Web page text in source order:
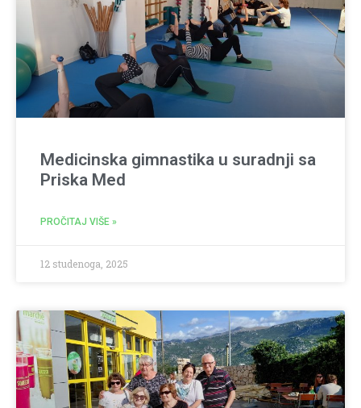
Medicinska gimnastika u suradnji sa
Priska Med
PROČITAJ VIŠE »
12 studenoga, 2025